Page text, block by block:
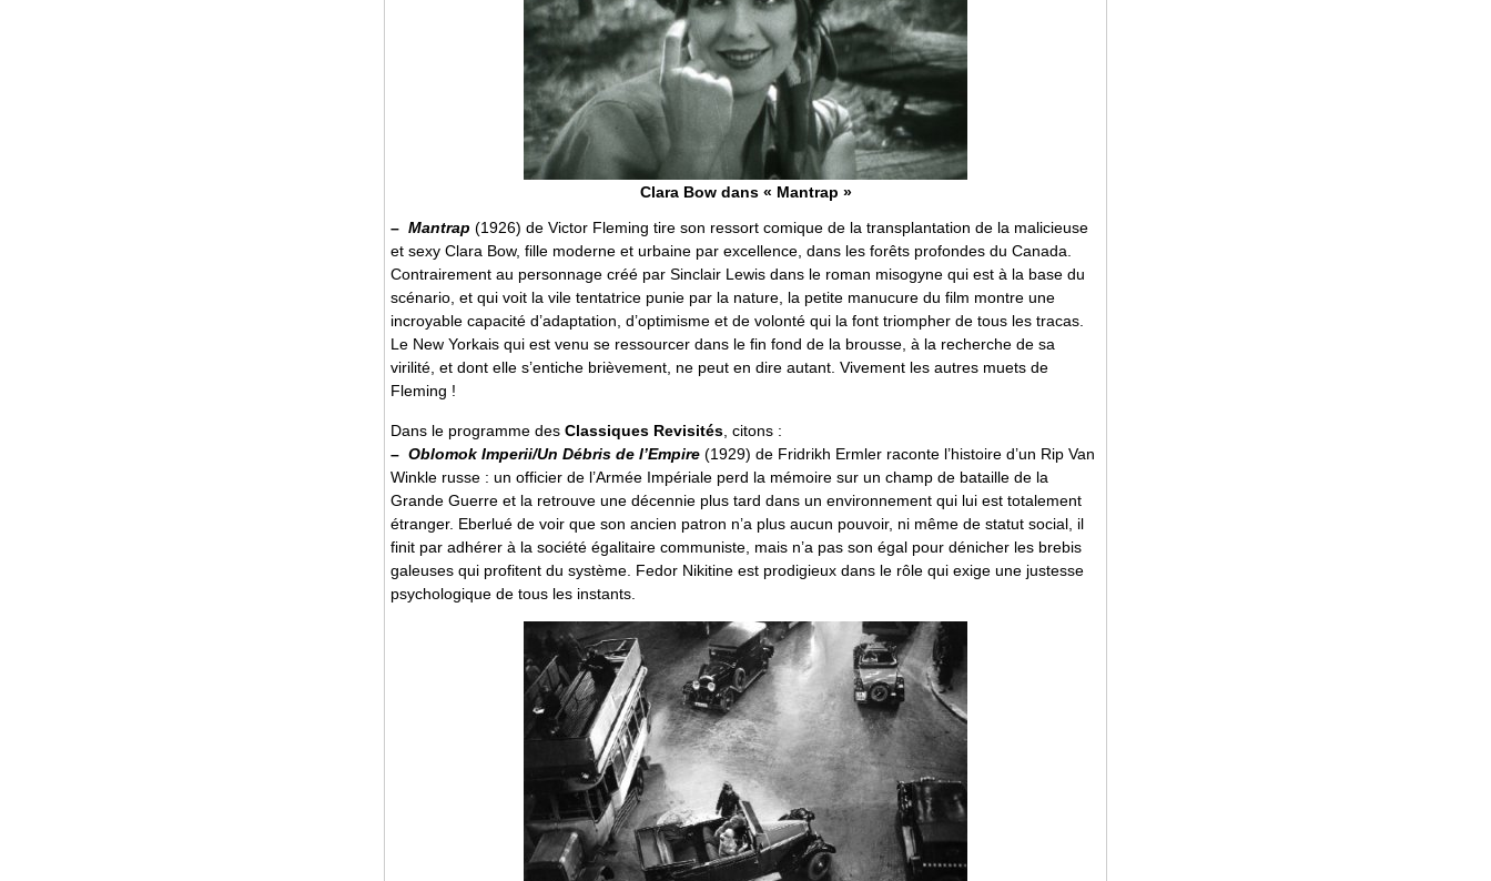
Clara Bow dans « Mantrap »
– Mantrap (1926) de Victor Fleming tire son ressort comique de la transplantation de la malicieuse
et sexy Clara Bow, fille moderne et urbaine par excellence, dans les forêts profondes du Canada.
Contrairement au personnage créé par Sinclair Lewis dans le roman misogyne qui est à la base du
scénario, et qui voit la vile tentatrice punie par la nature, la petite manucure du film montre une
incroyable capacité d’adaptation, d’optimisme et de volonté qui la font triompher de tous les tracas.
Le New Yorkais qui est venu se ressourcer dans le fin fond de la brousse, à la recherche de sa
virilité, et dont elle s’entiche brièvement, ne peut en dire autant. Vivement les autres muets de
Fleming !
Dans le programme des Classiques Revisités , citons :
– Oblomok Imperii/Un Débris de l’Empire (1929) de Fridrikh Ermler raconte l’histoire d’un Rip Van
Winkle russe : un officier de l’Armée Impériale perd la mémoire sur un champ de bataille de la
Grande Guerre et la retrouve une décennie plus tard dans un environnement qui lui est totalement
étranger. Eberlué de voir que son ancien patron n’a plus aucun pouvoir, ni même de statut social, il
finit par adhérer à la société égalitaire communiste, mais n’a pas son égal pour dénicher les brebis
galeuses qui profitent du système. Fedor Nikitine est prodigieux dans le rôle qui exige une justesse
psychologique de tous les instants.